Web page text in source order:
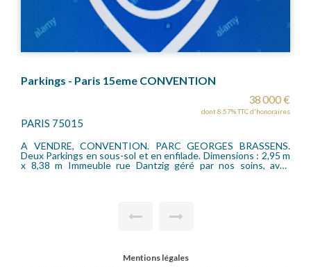
BRASSENS.
Dimensions : 2,95 m
par nos soins, avec
PK VOUILLE D'ALLERAY
Entre les rues d'Alleray, Vouillé,
sein d'un immeuble récent avec
emplacement de parking de 5 m X 2,55 m.
Mentions légales